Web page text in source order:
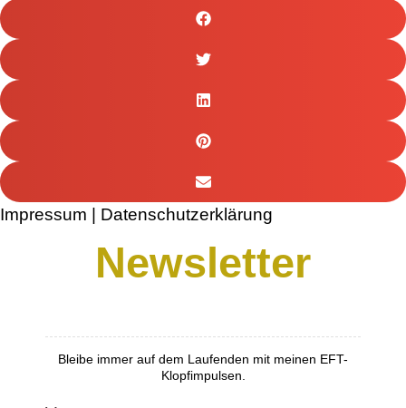
Impressum | Datenschutzerklärung
Newsletter
Bleibe immer auf dem Laufenden mit meinen EFT-
Klopfimpulsen.
Kundenbewertungen und Erfahrungen zu